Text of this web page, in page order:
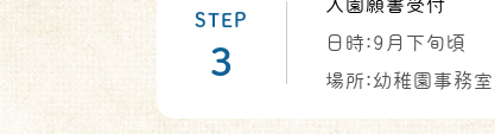
STEP
3
入園願書受付
日時:9月下旬頃
場所:幼稚園事務室